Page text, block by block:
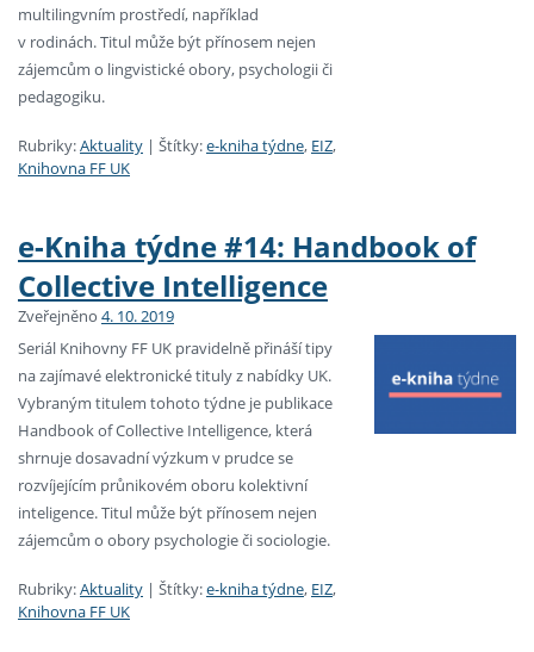
multilingvním prostředí, například
v rodinách. Titul může být přínosem nejen
zájemcům o lingvistické obory, psychologii či
pedagogiku.
Rubriky:Aktuality | Štítky:e-kniha týdne, EIZ,
Knihovna FF UK
e-Kniha týdne #14: Handbook of
Collective Intelligence
Zveřejněno 4. 10. 2019
Seriál Knihovny FF UK pravidelně přináší tipy
na zajímavé elektronické tituly z nabídky UK.
Vybraným titulem tohoto týdne je publikace
Handbook of Collective Intelligence, která
shrnuje dosavadní výzkum v prudce se
rozvíjejícím průnikovém oboru kolektivní
inteligence. Titul může být přínosem nejen
zájemcům o obory psychologie či sociologie.
Rubriky:Aktuality | Štítky:e-kniha týdne, EIZ,
Knihovna FF UK